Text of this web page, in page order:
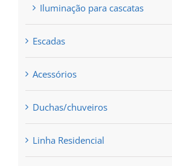
Iluminação para cascatas
Escadas
Acessórios
Duchas/chuveiros
Linha Residencial